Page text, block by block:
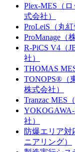
Plex-MES（
式会社）
ProLeiS（丸
ProManage（
R-PiCS V4（
社）
THOMAS
TONOPS®（
株式会社）
Tranzac MES
社）
防爆エリア
ニアリング）